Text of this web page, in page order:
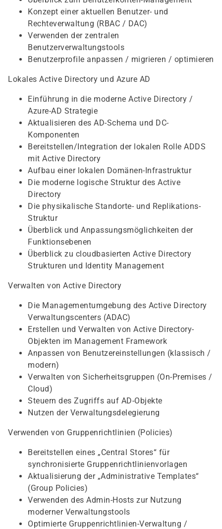
Konzept einer aktuellen Benutzer- und
Rechteverwaltung (RBAC / DAC)
Verwenden der zentralen
Benutzerverwaltungstools
Benutzerprofile anpassen / migrieren / optimieren
Lokales Active Directory und Azure AD
Einführung in die moderne Active Directory /
Azure-AD Strategie
Aktualisieren des AD-Schema und DC-
Komponenten
Bereitstellen/Integration der lokalen Rolle ADDS
mit Active Directory
Aufbau einer lokalen Domänen-Infrastruktur
Die moderne logische Struktur des Active
Directory
Die physikalische Standorte- und Replikations-
Struktur
Überblick und Anpassungsmöglichkeiten der
Funktionsebenen
Überblick zu cloudbasierten Active Directory
Strukturen und Identity Management
Verwalten von Active Directory
Die Managementumgebung des Active Directory
Verwaltungscenters (ADAC)
Erstellen und Verwalten von Active Directory-
Objekten im Management Framework
Anpassen von Benutzereinstellungen (klassisch /
modern)
Verwalten von Sicherheitsgruppen (On-Premises /
Cloud)
Steuern des Zugriffs auf AD-Objekte
Nutzen der Verwaltungsdelegierung
Verwenden von Gruppenrichtlinien (Policies)
Bereitstellen eines „Central Stores“ für
synchronisierte Gruppenrichtlinienvorlagen
Aktualisierung der „Administrative Templates“
(Group Policies)
Verwenden des Admin-Hosts zur Nutzung
moderner Verwaltungstools
Optimierte Gruppenrichtlinien-Verwaltung /